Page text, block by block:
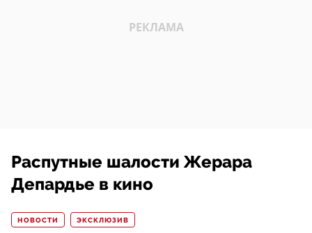
Распутные шалости Жерара
Депардье в кино
НОВОСТИ ЭКСКЛЮЗИВ